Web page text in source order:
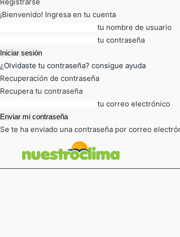
Registrarse
¡Bienvenido! Ingresa en tu cuenta
tu nombre de usuario
tu contraseña
¿Olvidaste tu contraseña? consigue ayuda
Recuperación de contraseña
Recupera tu contraseña
tu correo electrónico
Se te ha enviado una contraseña por correo